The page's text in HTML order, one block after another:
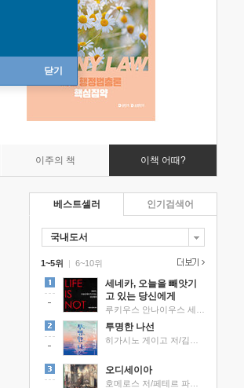
닫기
이주의 책 이책 어때?
베스트셀러
국내도서
1~5위 |
세네카, 오늘을 빼앗기
고 있는 당신에게
투명한 나선
오디세이아
6~10위
인기검색어